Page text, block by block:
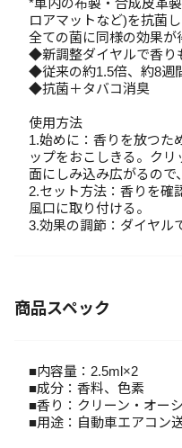
*車内の布製・合成皮革
ロアマットなど)を抗菌
全ての菌に同様の効果が
◆新調整ダイヤルで香り
◆従来の約1.5倍、約8週
◆抗菌＋タバコ消臭
使用方法
1.始めに：香りを放つた
ップをおこしきる。ク
面にしみ込み広がるので
2.セット方法：香りを確
風口に取り付ける。
3.効果の調節：ダイヤル
商品スペック
■内容量：2.5ml×2
■成分：香料、色素
■香り：クリーン・オー
■用途：自動車エアコン